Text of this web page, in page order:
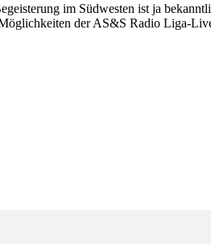
im Südwesten ist ja
der AS&S Radio Liga-